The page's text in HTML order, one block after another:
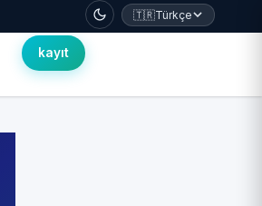
🇹🇷Türkçe
kayıt